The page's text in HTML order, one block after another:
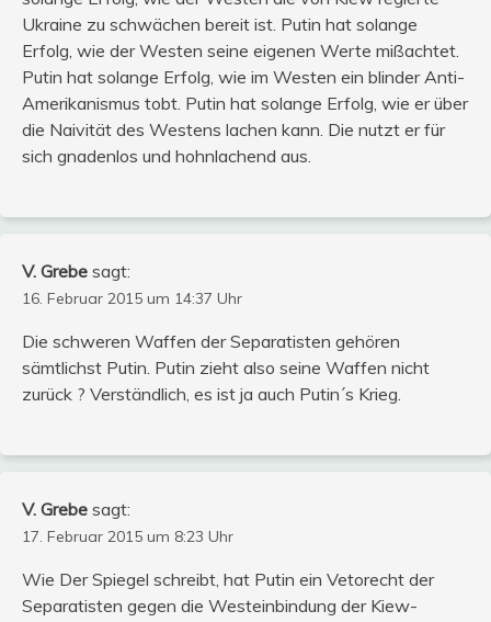
Ukraine zu schwächen bereit ist. Putin hat solange
Erfolg, wie der Westen seine eigenen Werte mißachtet.
Putin hat solange Erfolg, wie im Westen ein blinder Anti-
Amerikanismus tobt. Putin hat solange Erfolg, wie er über
die Naivität des Westens lachen kann. Die nutzt er für
sich gnadenlos und hohnlachend aus.
V. Grebe sagt:
16. Februar 2015 um 14:37 Uhr
Die schweren Waffen der Separatisten gehören
sämtlichst Putin. Putin zieht also seine Waffen nicht
zurück ? Verständlich, es ist ja auch Putin´s Krieg.
V. Grebe sagt:
17. Februar 2015 um 8:23 Uhr
Wie Der Spiegel schreibt, hat Putin ein Vetorecht der
Separatisten gegen die Westeinbindung der Kiew-